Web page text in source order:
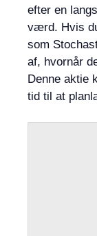
efter en
værd. Hvis
som
af, hvornår
Denne aktie
tid til at